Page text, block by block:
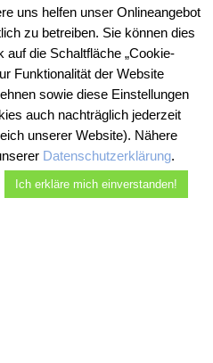
uns helfen unser Onlineangebot
zu betreiben. Sie können dies
auf die Schaltfläche „Cookie-
Funktionalität der Website
sowie diese Einstellungen
auch nachträglich jederzeit
unserer Website). Nähere
Datenschutzerklärung.
Ich erkläre mich einverstanden!